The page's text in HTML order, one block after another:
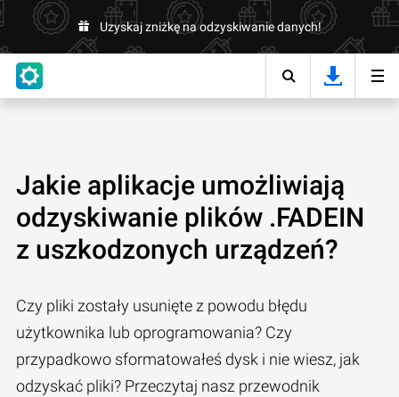
Uzyskaj zniżkę na odzyskiwanie danych!
Jakie aplikacje umożliwiają
odzyskiwanie plików .FADEIN
z uszkodzonych urządzeń?
Czy pliki zostały usunięte z powodu błędu
użytkownika lub oprogramowania? Czy
przypadkowo sformatowałeś dysk i nie wiesz, jak
odzyskać pliki? Przeczytaj nasz przewodnik